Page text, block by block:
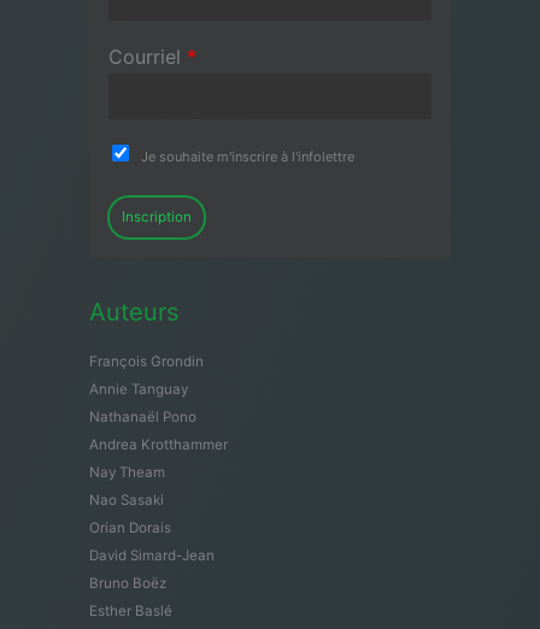
Courriel *
Je souhaite m'inscrire à l'infolettre
Inscription
Auteurs
François Grondin
Annie Tanguay
Nathanaël Pono
Andrea Krotthammer
Nay Theam
Nao Sasaki
Orian Dorais
David Simard-Jean
Bruno Boëz
Esther Baslé